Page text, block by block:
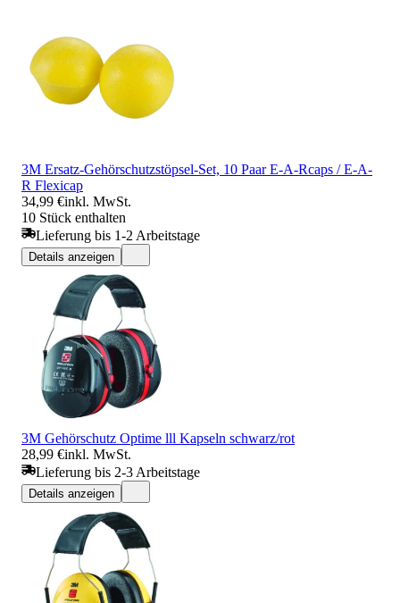
3M Ersatz-Gehörschutzstöpsel-Set, 10 Paar E-A-Rcaps / E-A-
R Flexicap
34,99 €inkl. MwSt.
10 Stück enthalten
Lieferung bis 1-2 Arbeitstage
Details anzeigen
3M Gehörschutz Optime lll Kapseln schwarz/rot
28,99 €inkl. MwSt.
Lieferung bis 2-3 Arbeitstage
Details anzeigen